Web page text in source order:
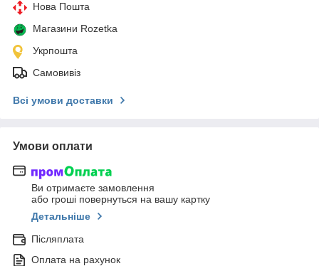
Нова Пошта
Магазини Rozetka
Укрпошта
Самовивіз
Всі умови доставки
Умови оплати
Ви отримаєте замовлення
або гроші повернуться на вашу картку
Детальніше
Післяплата
Оплата на рахунок